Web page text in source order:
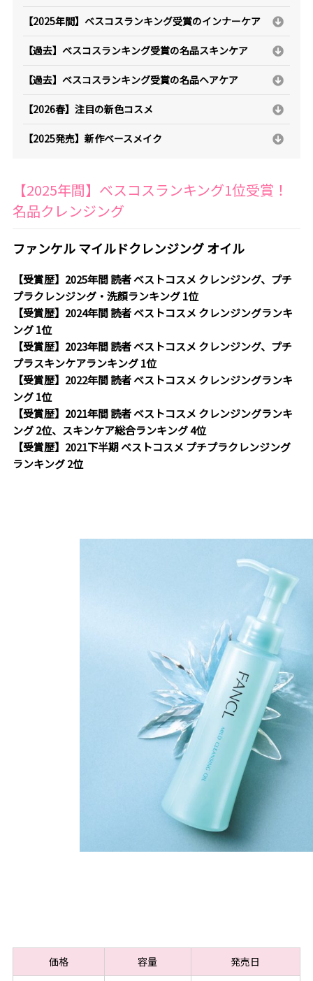
【2025年間】ベスコスランキング受賞のインナーケア
【過去】ベスコスランキング受賞の名品スキンケア
【過去】ベスコスランキング受賞の名品ヘアケア
【2026春】注目の新色コスメ
【2025発売】新作ベースメイク
【2025年間】ベスコスランキング1位受賞！
名品クレンジング
ファンケル マイルドクレンジング オイル
【受賞歴】2025年間 読者 ベストコスメ クレンジング、プチ
プラクレンジング・洗顔ランキング 1位
【受賞歴】2024年間 読者 ベストコスメ クレンジングランキ
ング 1位
【受賞歴】2023年間 読者 ベストコスメ クレンジング、プチ
プラスキンケアランキング 1位
【受賞歴】2022年間 読者 ベストコスメ クレンジングランキ
ング 1位
【受賞歴】2021年間 読者 ベストコスメ クレンジングランキ
ング 2位、スキンケア総合ランキング 4位
【受賞歴】2021下半期 ベストコスメ プチプラクレンジング
ランキング 2位
価格 容量
発売日